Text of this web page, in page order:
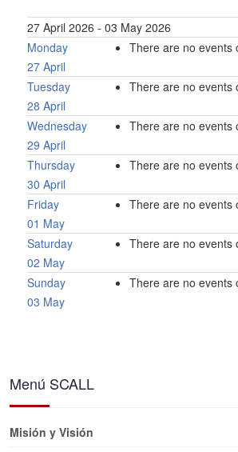
27 April 2026 - 03 May 2026
Monday
27 April
There are no events
Tuesday
28 April
There are no events
Wednesday
29 April
There are no events
Thursday
30 April
There are no events
Friday
01 May
There are no events
Saturday
02 May
There are no events
Sunday
03 May
There are no events
Menú SCALL
Misión y Visión